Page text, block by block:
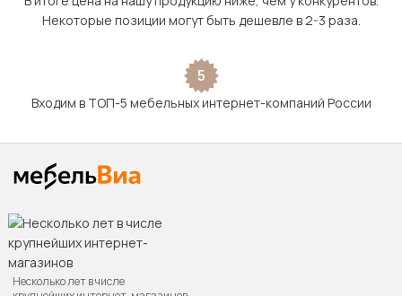
Некоторые позиции могут быть дешевле в 2-3 раза.
5
Входим в ТОП-5 мебельных интернет-компаний России
Несколько лет в числе